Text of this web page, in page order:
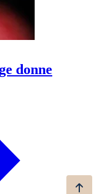
donne